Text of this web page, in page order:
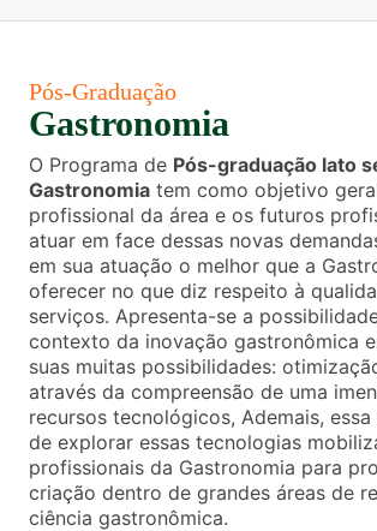
Pós-Graduação
Gastronomia
O Programa de Pós-graduação lato
Gastronomia tem como objetivo
profissional da área e os futuros
atuar em face dessas novas
em sua atuação o melhor que a
oferecer no que diz respeito à
serviços. Apresenta-se a
contexto da inovação gastronômica
suas muitas possibilidades:
através da compreensão de uma
recursos tecnológicos, Ademais,
de explorar essas tecnologias
profissionais da Gastronomia para
criação dentro de grandes áreas de
ciência gastronômica.